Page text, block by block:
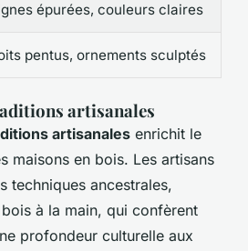
épurées, couleurs claires
pentus, ornements sculptés
artisanales
artisanales enrichit le
maisons en bois. Les artisans
techniques ancestrales,
à la main, qui confèrent
profondeur culturelle aux